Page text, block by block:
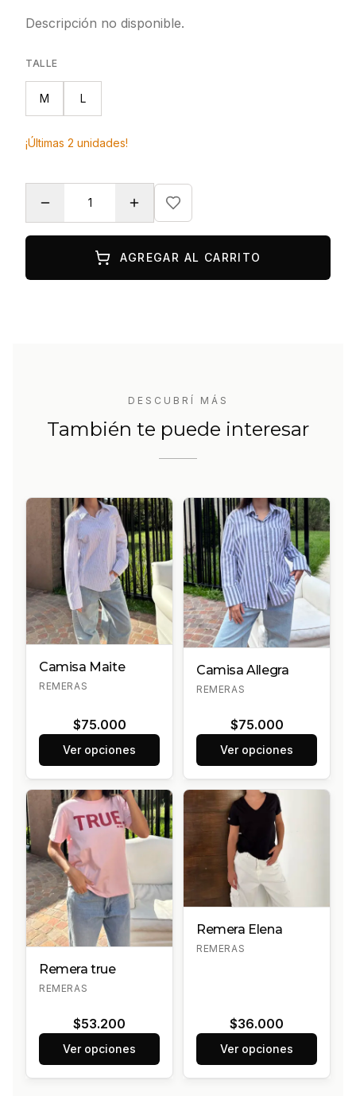
Descripción no disponible.
TALLE
M L
¡Últimas 2 unidades!
AGREGAR AL CARRITO
DESCUBRÍ MÁS
También te puede interesar
Camisa Maite
REMERAS
$75.000
Ver opciones
Camisa Allegra
REMERAS
$75.000
Ver opciones
Remera true
REMERAS
$53.200
Ver opciones
Remera Elena
REMERAS
$36.000
Ver opciones